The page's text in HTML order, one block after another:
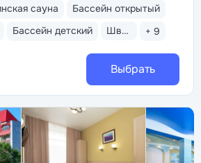
сауна
Бассейн открытый
Бассейн детский Шведский стол + 9
Выбрать